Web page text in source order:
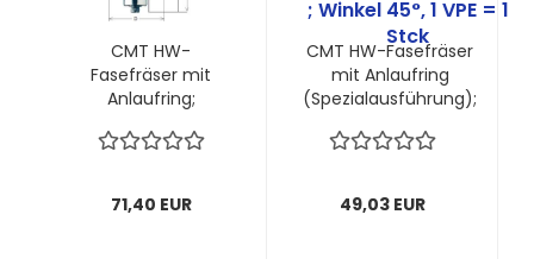
CMT HW-
Fasefräser mit
Anlaufring;
z2 ; Winkel 45°, 1
71,40 EUR
CMT HW-Fasefräser
mit Anlaufring
(Spezialausführung);
; Winkel 45°, 1 VPE = 1
49,03 EUR